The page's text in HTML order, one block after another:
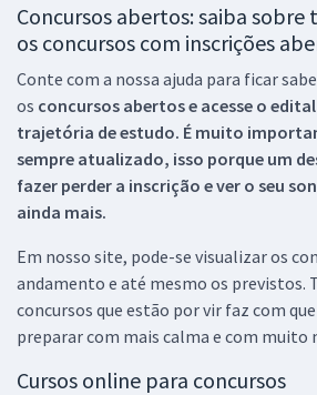
Concursos abertos: saiba sobre
os concursos com inscrições
Conte com a nossa ajuda para ficar
os concursos abertos e acesse o
trajetória de estudo. É muito
sempre atualizado, isso porque um
fazer perder a inscrição e ver o seu
ainda mais.
Em nosso site, pode-se visualizar os
andamento e até mesmo os previstos.
concursos que estão por vir faz com
preparar com mais calma e com muito
Cursos online para concursos